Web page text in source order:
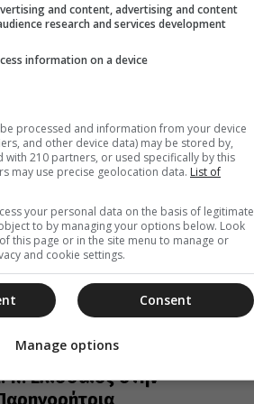
τον Μητροπολίτη κ.
και για...
Θεμιστοκλής
«Παναγία, η Μητέρα
ανοικτός καθημερινά από τις
8:30 το βράδυ, για την
της Ι.Μ. Σίμωνος
π. Ελισσαίος στην
and content, advertising and content
research and services development
information on a device
processed and information from your device
and other device data) may be stored by,
with 210 partners, or used specifically by this
may use precise geolocation data. List of
your personal data on the basis of legitimate
to by managing your options below. Look
this page or in the site menu to manage or
and cookie settings.
Consent
Manage options